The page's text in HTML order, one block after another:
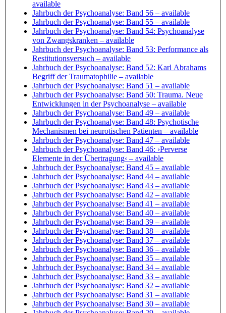
available
Jahrbuch der Psychoanalyse: Band 56 – available
Jahrbuch der Psychoanalyse: Band 55 – available
Jahrbuch der Psychoanalyse: Band 54: Psychoanalyse
von Zwangskranken – available
Jahrbuch der Psychoanalyse: Band 53: Performance als
Restitutionsversuch – available
Jahrbuch der Psychoanalyse: Band 52: Karl Abrahams
Begriff der Traumatophilie – available
Jahrbuch der Psychoanalyse: Band 51 – available
Jahrbuch der Psychoanalyse: Band 50: Trauma. Neue
Entwicklungen in der Psychoanalyse – available
Jahrbuch der Psychoanalyse: Band 49 – available
Jahrbuch der Psychoanalyse: Band 48: Psychotische
Mechanismen bei neurotischen Patienten – available
Jahrbuch der Psychoanalyse: Band 47 – available
Jahrbuch der Psychoanalyse: Band 46: ›Perverse
Elemente in der Übertragung‹ – available
Jahrbuch der Psychoanalyse: Band 45 – available
Jahrbuch der Psychoanalyse: Band 44 – available
Jahrbuch der Psychoanalyse: Band 43 – available
Jahrbuch der Psychoanalyse: Band 42 – available
Jahrbuch der Psychoanalyse: Band 41 – available
Jahrbuch der Psychoanalyse: Band 40 – available
Jahrbuch der Psychoanalyse: Band 39 – available
Jahrbuch der Psychoanalyse: Band 38 – available
Jahrbuch der Psychoanalyse: Band 37 – available
Jahrbuch der Psychoanalyse: Band 36 – available
Jahrbuch der Psychoanalyse: Band 35 – available
Jahrbuch der Psychoanalyse: Band 34 – available
Jahrbuch der Psychoanalyse: Band 33 – available
Jahrbuch der Psychoanalyse: Band 32 – available
Jahrbuch der Psychoanalyse: Band 31 – available
Jahrbuch der Psychoanalyse: Band 30 – available